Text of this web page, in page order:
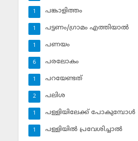
പങ്കാളിത്തം
1
പട്ടണം/ഗ്രാമം എത്തിയാല്‍
1
പണയം
1
പരലോകം
6
പറയേണ്ടത്
1
പലിശ
2
പള്ളിയിലേക്ക് പോകുമ്പോള്‍
1
പള്ളിയില്‍ പ്രവേശിച്ചാല്‍
1